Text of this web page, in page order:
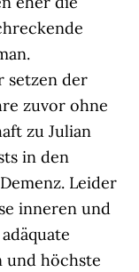
setzen der
zuvor ohne
zu Julian
in den
Leider
inneren und
und höchste